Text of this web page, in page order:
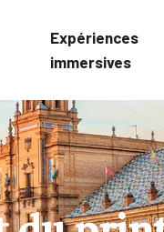
Expériences
immersives